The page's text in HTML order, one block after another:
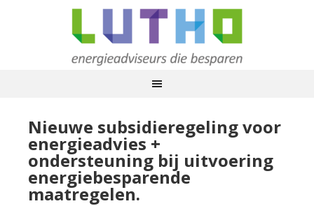
Nieuwe subsidieregeling voor
energieadvies +
ondersteuning bij uitvoering
energiebesparende
maatregelen.